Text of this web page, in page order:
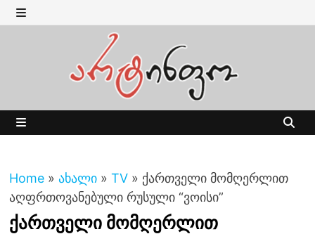
Skip
to MENU
Home » ახალი » TV » ქართველი მომღერლით
აღფრთოვანებული რუსული “ვოისი”
ქართველი მომღერლით